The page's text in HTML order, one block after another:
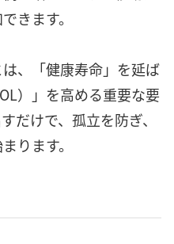
きます。
、「健康寿命」を延ば
）」を高める重要な要
だけで、孤立を防ぎ、
ります。